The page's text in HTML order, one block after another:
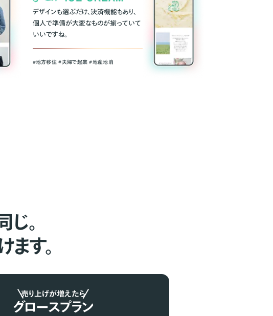
デザインも選ぶだけ、決済機能もあり、
個人で準備が大変なものが揃っていて
いいですね。
#地方移住 #夫婦で起業 #地産地消
。
す。
売り上げが増えたら
グロースプラン